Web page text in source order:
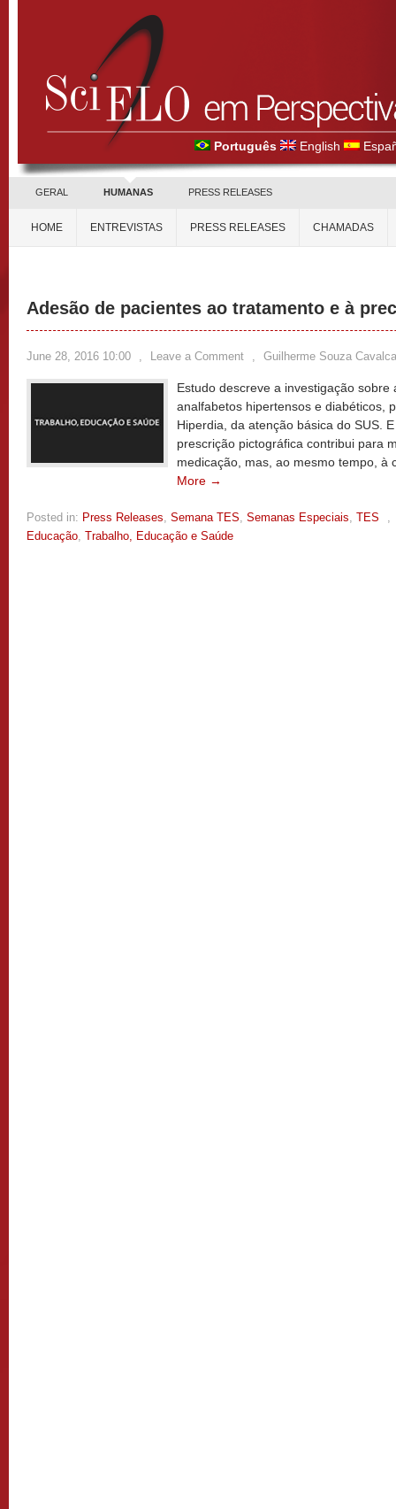
Português English
GERAL HUMANAS PRESS RELEASES
HOME ENTREVISTAS PRESS RELEASES CHAMADAS
Adesão de pacientes ao tratamento e à
June 28, 2016 10:00 , Leave a Comment , Guilherme Souza
Estudo descreve a investigação sobre
analfabetos hipertensos e diabéticos,
Hiperdia, da atenção básica do SUS.
prescrição pictográfica contribui para
medicação, mas, ao mesmo tempo,
More →
Posted in: Press Releases, Semana TES, Semanas Especiais, TES
,
Educação, Trabalho, Educação e Saúde